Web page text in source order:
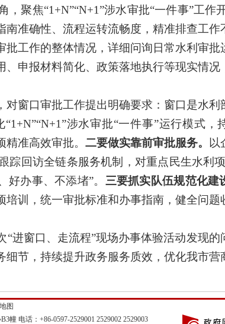
，聚焦“1+N”“N+1”涉水审批“一件事”工作
准确性、流程运转流畅度，精准排查工作
批工作的整体情况，详细问询日常水利 审批
、申报材料简化、政策落地执行等现实情况
对窗口审批工作提出明确要求： 窗口是水利
“1+N”“N+1”涉水审批“一件事”运行模式，
精准高效审批。 二要做实靠前审批服务。 以
踪回访全链条服务机制，对重点民生水利
好办事、不添堵”。 三要抓实队伍规范化建
训，统一审批标准和办事指南，健全问题
“进窗口、走流程”现场办事体验活动发现的
细节 ， 持续提升政务服务质效，优化我市营